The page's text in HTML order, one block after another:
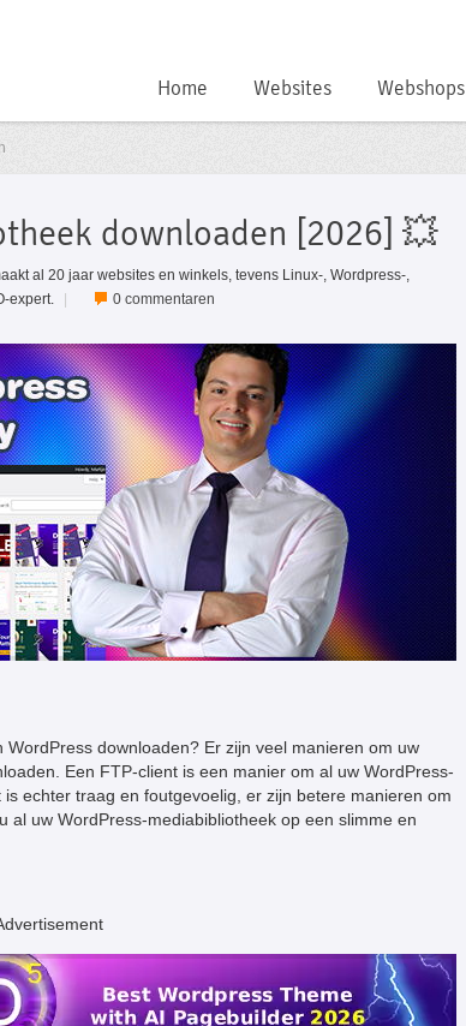
Home Websites Webshops
downloaden [2026] 💥
al 20 jaar websites en winkels, tevens Linux-, Wordpress-,
expert.
| 0 commentaren
downloaden? Er zijn veel manieren om uw
Een FTP-client is een manier om al uw WordPress-
echter traag en foutgevoelig, er zijn betere manieren om
al uw WordPress-mediabibliotheek op een slimme en